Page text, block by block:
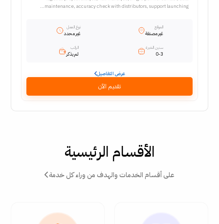
maintenance, accuracy check with distributors, support launching...
الموقع
غير مصنفة
نوع العمل
غير محدد
سنين الخبرة
0-3
الراتب
لم يذكر
عرض التفاصيل
تقديم الآن
الأقسام الرئيسية
على أقسام الخدمات والهدف من وراء كل خدمة